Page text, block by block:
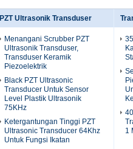
PZT Ultrasonik Transduser
Menangani Scrubber PZT
Ultrasonik Transduser,
Transduser Keramik
Piezoelektrik
Black PZT Ultrasonic
Transducer Untuk Sensor
Level Plastik Ultrasonik
75KHz
Ketergantungan Tinggi PZT
Ultrasonic Transducer 64Khz
Untuk Fungsi Ikatan
1